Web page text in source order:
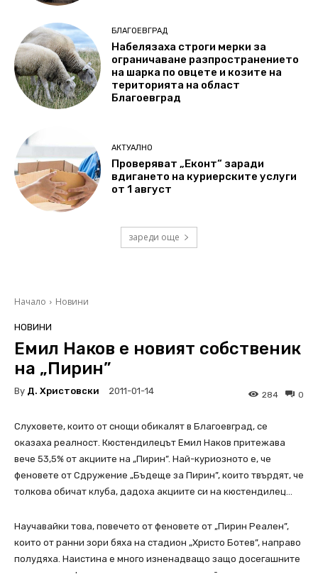
БЛАГОЕВГРАД
Набелязаха строги мерки за
ограничаване разпространението
на шарка по овцете и козите на
територията на област
Благоевград
АКТУАЛНО
Проверяват „Еконт“ заради
вдигането на куриерските услуги
от 1 август
зареди още